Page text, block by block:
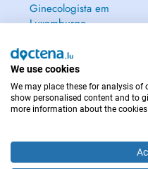
Ginecologista em
Luxemburgo
EM CASO DE
We use cookies
We may place these for analysis of
show personalised content and to
more information about the